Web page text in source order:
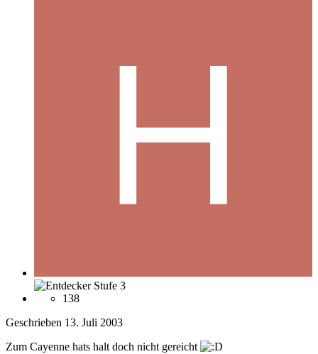
138
Geschrieben 13. Juli 2003
Zum Cayenne hats halt doch nicht gereicht